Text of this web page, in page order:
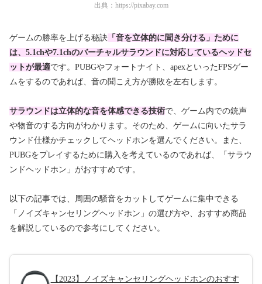
出典： https://pixabay.com
ゲームの勝率を上げる秘訣 「音を立体的に聞き分ける」ために
は、5.1chや7.1chのバーチャルサラウンドに対応しているヘッドセ
ットが最適です。PUBGやフォートナイト、apexといったFPSゲー
ムをするのであれば、音の聞こえ方が勝敗を左右します。
サラウンドは立体的な音を体感できる技術で、ゲーム内での銃声
や物音のする方向がわかります。そのため、ゲームに向いたサラ
ウンド仕様かチェックしてヘッドホンを選んでください。また、
PUBGをプレイするために購入を考えているのであれば、「サラウ
ンドヘッドホン」がおすすめです。
以下の記事では、周囲の騒音をカットしてゲームに集中できる
「ノイズキャンセリングヘッドホン」の選び方や、おすすめ商品
を解説しているので参考にしてください。
【2023】ノイズキャンセリングヘッドホンのおすす